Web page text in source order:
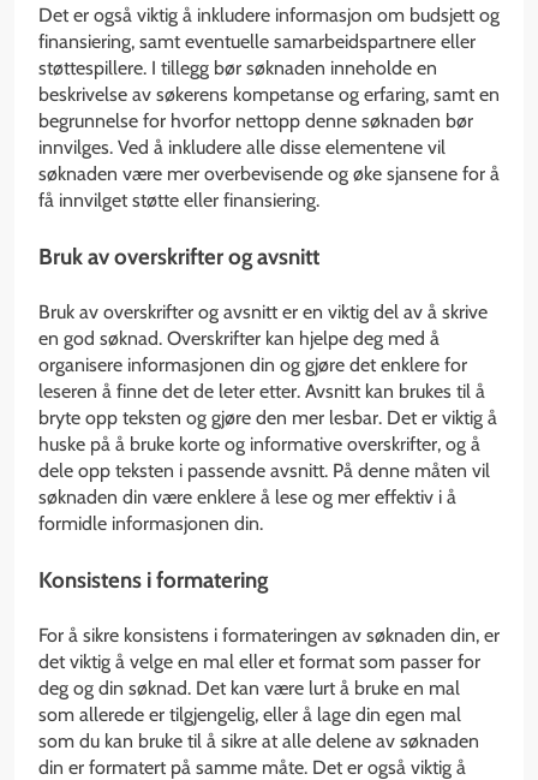
Det er også viktig å inkludere informasjon om budsjett og
finansiering, samt eventuelle samarbeidspartnere eller
støttespillere. I tillegg bør søknaden inneholde en
beskrivelse av søkerens kompetanse og erfaring, samt en
begrunnelse for hvorfor nettopp denne søknaden bør
innvilges. Ved å inkludere alle disse elementene vil
søknaden være mer overbevisende og øke sjansene for å
få innvilget støtte eller finansiering.
Bruk av overskrifter og avsnitt
Bruk av overskrifter og avsnitt er en viktig del av å skrive
en god søknad. Overskrifter kan hjelpe deg med å
organisere informasjonen din og gjøre det enklere for
leseren å finne det de leter etter. Avsnitt kan brukes til å
bryte opp teksten og gjøre den mer lesbar. Det er viktig å
huske på å bruke korte og informative overskrifter, og å
dele opp teksten i passende avsnitt. På denne måten vil
søknaden din være enklere å lese og mer effektiv i å
formidle informasjonen din.
Konsistens i formatering
For å sikre konsistens i formateringen av søknaden din, er
det viktig å velge en mal eller et format som passer for
deg og din søknad. Det kan være lurt å bruke en mal
som allerede er tilgjengelig, eller å lage din egen mal
som du kan bruke til å sikre at alle delene av søknaden
din er formatert på samme måte. Det er også viktig å